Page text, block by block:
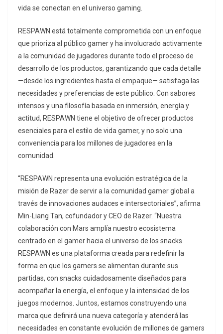
vida se conectan en el universo gaming.
RESPAWN está totalmente comprometida con un enfoque
que prioriza al público gamer y ha involucrado activamente
a la comunidad de jugadores durante todo el proceso de
desarrollo de los productos, garantizando que cada detalle
—desde los ingredientes hasta el empaque— satisfaga las
necesidades y preferencias de este público. Con sabores
intensos y una filosofía basada en inmersión, energía y
actitud, RESPAWN tiene el objetivo de ofrecer productos
esenciales para el estilo de vida gamer, y no solo una
conveniencia para los millones de jugadores en la
comunidad.
“RESPAWN representa una evolución estratégica de la
misión de Razer de servir a la comunidad gamer global a
través de innovaciones audaces e intersectoriales”, afirma
Min-Liang Tan, cofundador y CEO de Razer. “Nuestra
colaboración con Mars amplía nuestro ecosistema
centrado en el gamer hacia el universo de los snacks.
RESPAWN es una plataforma creada para redefinir la
forma en que los gamers se alimentan durante sus
partidas, con snacks cuidadosamente diseñados para
acompañar la energía, el enfoque y la intensidad de los
juegos modernos. Juntos, estamos construyendo una
marca que definirá una nueva categoría y atenderá las
necesidades en constante evolución de millones de gamers